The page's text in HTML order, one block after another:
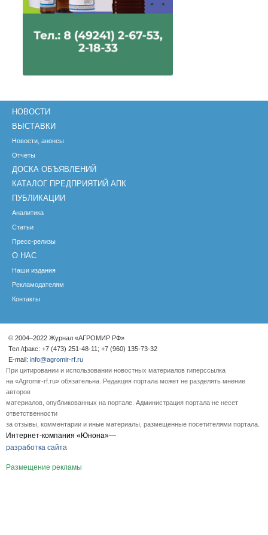
НОВОСТИ
ВЫСТАВКИ
Новости, анонсы
Отчеты
ДОСКА ОБЪЯВЛЕНИЙ
КАТАЛОГ ПРЕДПРИЯТИЙ АПК
ПУБЛИКАЦИИ
Аналитика
Статьи
Пресс-релизы
О НАС
Наши издания
Рекламодателям
Контакты
© 2004–2022 Журнал «АГРОМИР РФ»
Тел./факс: +7 (473) 251-48-11; +7 (960) 135-73-32
E-mail: info@agromir-rf.ru
При цитировании и использовании новостных материалов гиперссылка
на «Agromir-rf.ru» обязательна. Редакция портала может не разделять мнение
авторов
материалов, опубликованных на портале. Администрация портала не несет
ответственности
за отзывы, комментарии и иные материалы, размещенные посетителями портала.
Интернет-компания «Юнона»—
разработка сайта
Размещение рекламы